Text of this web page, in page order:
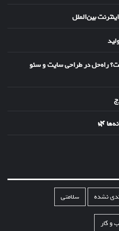
بین‌الملل
راه‌حل در طراحی سایت و سئو
🌿
نشده سلامتی
و کار